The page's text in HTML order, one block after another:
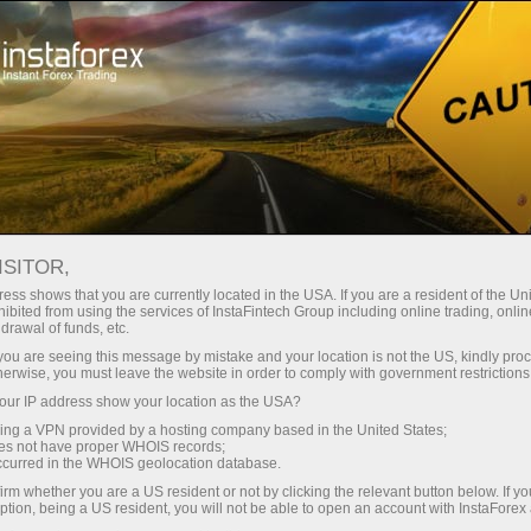
Campagnes
Projets promotionnels
de la société
InstaForex
Dans cette section, vous pouvez voir différents
matériaux promo de InstaForex courtier
international qui sont d'intérêt pour les clients et
fournir plus d'informations sur l'activité
shows that you are currently located in the USA. If you are a resident of the
from using the services of InstaFintech Group including online trading,
of funds, etc.
are seeing this message by mistake and your location is not the US, kindly
you must leave the website in order to comply with government
IP address show your location as the USA?
a VPN provided by a hosting company based in the United States;
not have proper WHOIS records;
in the WHOIS geolocation database.
whether you are a US resident or not by clicking the relevant button below. If
being a US resident, you will not be able to open an account with InstaForex